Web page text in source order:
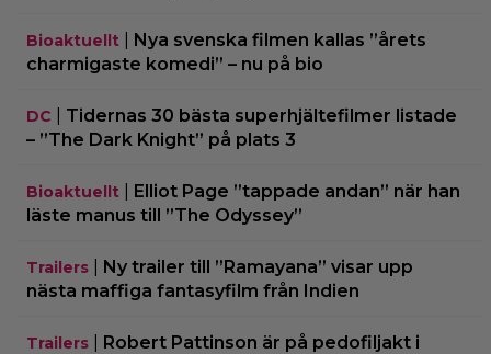
Bioaktuellt
Nya svenska filmen kallas ”årets
charmigaste komedi” – nu på bio
DC
Tidernas 30 bästa superhjältefilmer listade
– ”The Dark Knight” på plats 3
Bioaktuellt
Elliot Page ”tappade andan” när han
läste manus till ”The Odyssey”
Trailers
Ny trailer till ”Ramayana” visar upp
nästa maffiga fantasyfilm från Indien
Trailers
Robert Pattinson är på pedofiljakt i